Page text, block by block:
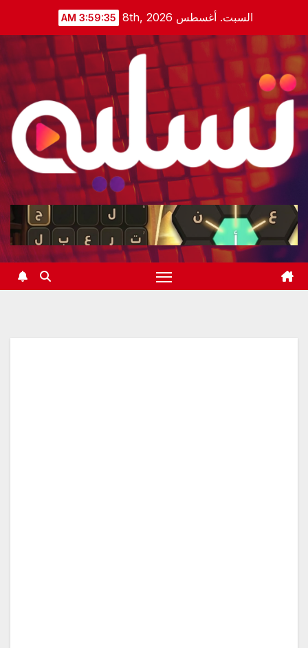
content
السبت. أغسطس 8th, 2026 3:59:35 AM